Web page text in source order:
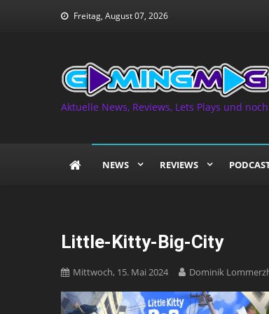
Freitag, August 07, 2026
Aktuelle News, Reviews, Lets Plays und
NEWS REVIEWS
Little-Kitty-Big-City
Mittwoch, 15. Mai 2024 Dominik